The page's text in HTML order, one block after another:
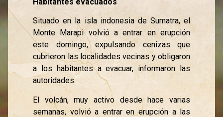
Situado en la isla indonesia de Sumatra, el
Monte Marapi volvió a entrar en erupción
este domingo, expulsando cenizas que
cubrieron las localidades vecinas y obligaron
a los habitantes a evacuar, informaron las
autoridades.
El volcán, muy activo desde hace varias
semanas, volvió a entrar en erupción a las